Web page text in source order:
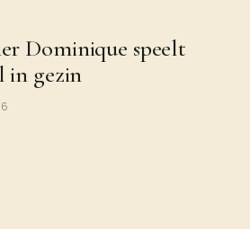
Dominique speelt
in gezin